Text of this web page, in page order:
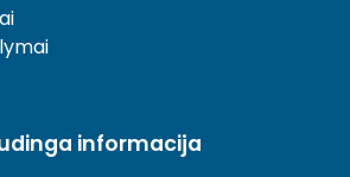
informacija